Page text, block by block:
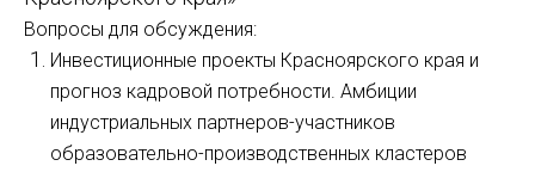
Вопросы для обсуждения:
Инвестиционные проекты Красноярского края и
прогноз кадровой потребности. Амбиции
индустриальных партнеров-участников
образовательно-производственных кластеров